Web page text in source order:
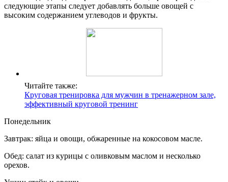
следующие этапы следует добавлять больше овощей с
высоким содержанием углеводов и фрукты.
Читайте также:
Круговая тренировка для мужчин в тренажерном зале,
эффективный круговой тренинг
Понедельник
Завтрак: яйца и овощи, обжаренные на кокосовом масле.
Обед: салат из курицы с оливковым маслом и несколько
орехов.